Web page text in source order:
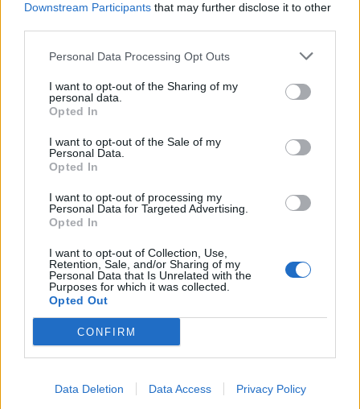
Downstream Participants that may further disclose it to other
Personal Data Processing Opt Outs
I want to opt-out of the Sharing of my
personal data.
Opted In
I want to opt-out of the Sale of my
Personal Data.
Opted In
I want to opt-out of processing my
Personal Data for Targeted Advertising.
Opted In
I want to opt-out of Collection, Use,
Retention, Sale, and/or Sharing of my
Personal Data that Is Unrelated with the
Purposes for which it was collected.
Opted Out
CONFIRM
Data Deletion Data Access Privacy Policy
ΚΑΘΑΡΟΣ
23%υγρ.
24 Km/h
28°C
26%υγρ.
29°C
34
5 Μπφ B
37°C
12%υγρ.
5 Μπφ B
35 Km/h
18:00
36
16%υγρ.
35 Km/h